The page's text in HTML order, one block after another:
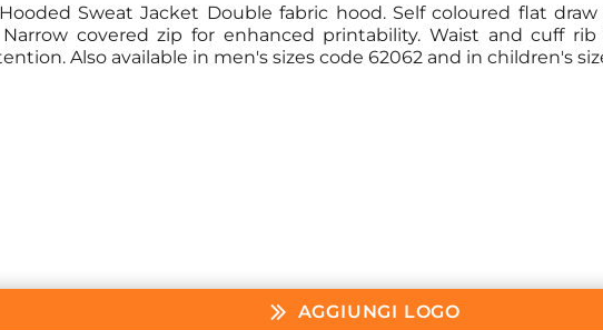
Sweat Jacket Double fabric hood. Self coloured flat
covered zip for enhanced printability. Waist and cuff
Also available in men's sizes code 62062 and in children's
AGGIUNGI LOGO